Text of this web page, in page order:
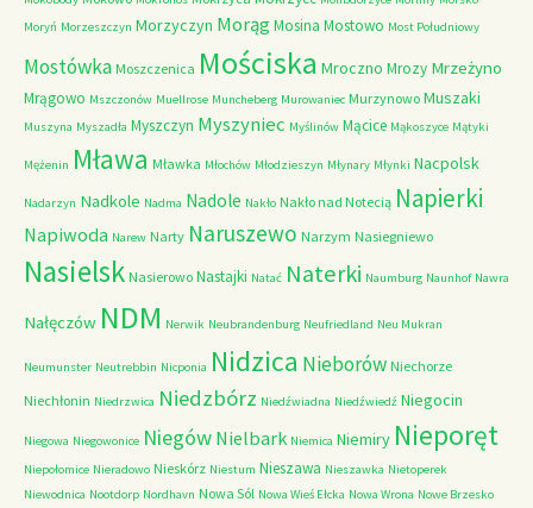
Moryń Morzeszczyn Morzyczyn MorągMosina Mostowo Most Południowy
Mostówka Moszczenica Mościska Mroczno Mrozy Mrzeżyno
Mrągowo Mszczonów Muellrose Muncheberg Murowaniec Murzynowo Muszaki
Muszyna Myszadła Myszczyn Myszyniec Myślinów Mącice Mąkoszyce Mątyki
Mężenin Mława Mławka Młochów Młodzieszyn Młynary Młynki Nacpolsk
Nadarzyn Nadkole Nadma Nadole Nakło Nakło nad Notecią Napierki
Napiwoda Narew Narty Naruszewo Narzym Nasiegniewo
Nasielsk Nasierowo Nastajki Natać Naterki Naumburg Naunhof Nawra
Nałęczów NDM Nerwik Neubrandenburg Neufriedland Neu Mukran
Neumunster Neutrebbin Nicponia Nidzica Nieborów Niechorze
Niechłonin Niedrzwica Niedzbórz Niedźwiadna Niedźwiedź Niegocin
Niegowa Niegowonice Niegów Nielbark Niemica Niemiry Nieporęt
Niepołomice Nieradowo Nieskórz Niestum Nieszawa Nieszawka Nietoperek
Niewodnica Nootdorp Nordhavn Nowa Sól Nowa Wieś Ełcka Nowa Wrona Nowe Brzesko